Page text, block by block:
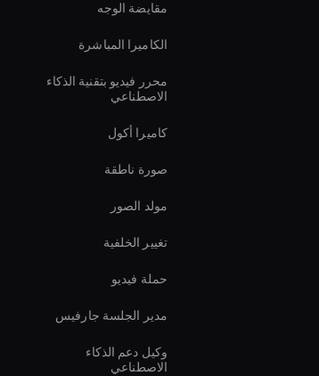
مقايضة الوجه
الكاميرا المباشرة
محرر فيديو بتقنية الذكاء
الاصطناعي
كاميرا أكول
صورة ناطقة
مولد الصور
تغيير الخلفية
حملة فيديو
مدير الجلسة جارفيس
وكيل دعم الذكاء
الاصطناعي